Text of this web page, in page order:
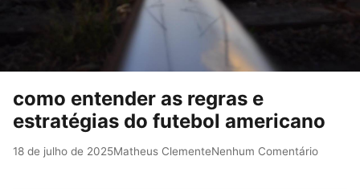
como entender as regras e
estratégias do futebol americano
18 de julho de 2025Matheus ClementeNenhum Comentário